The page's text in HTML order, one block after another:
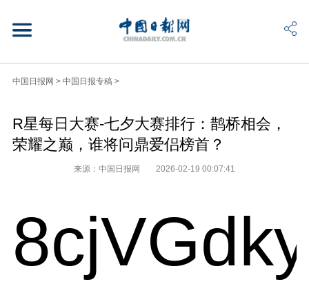
中国日报网 > 中国日报专稿 >
R星每日大赛-七夕大赛排行：鹊桥相会，
荣耀之巅，谁将问鼎爱侣榜首？
来源：中国日报网 2026-02-19 00:07:41